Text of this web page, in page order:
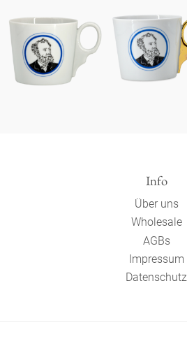
Info
Über uns
Wholesale
AGBs
Impressum
Datenschutz